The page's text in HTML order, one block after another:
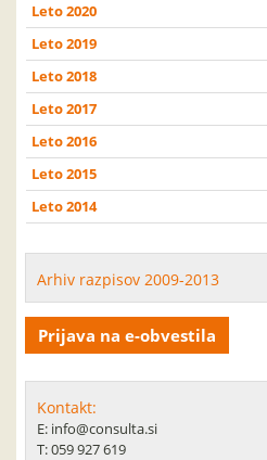
Leto 2020
Leto 2019
Leto 2018
Leto 2017
Leto 2016
Leto 2015
Leto 2014
Arhiv razpisov 2009-2013
Prijava na e-obvestila
Kontakt:
E: info@consulta.si
T: 059 927 619